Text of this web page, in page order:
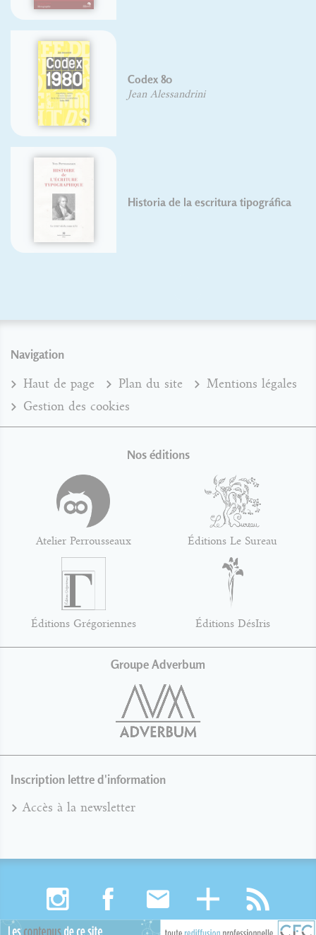
tipográfica L'homme et ses
Adrian Frutiger
Navigation
Haut de page Plan du site
Mentions légales
Gestion des cookies
Nos éditions
Atelier Perrousseaux Éditions Le Sureau
Éditions Grégoriennes Éditions DésIris
Groupe Adverbum
Inscription lettre d'information
Accès à la newsletter